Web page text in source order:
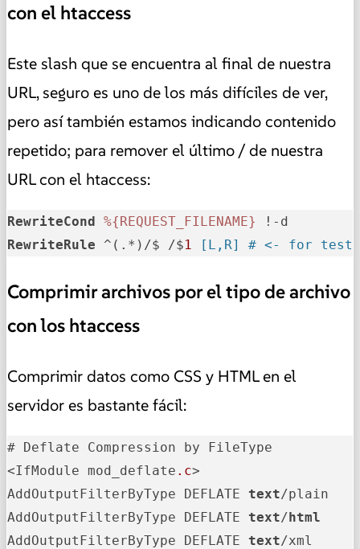
con el htaccess
Este slash que se encuentra al final de nuestra
URL, seguro es uno de los más difíciles de ver,
pero así también estamos indicando contenido
repetido; para remover el último / de nuestra
URL con el htaccess:
RewriteCond %{REQUEST_FILENAME}
RewriteRule ^(.*)/$ /$1 [L,R] # <- for test,
Comprimir archivos por el tipo de archivo
con los htaccess
Comprimir datos como CSS y HTML en el
servidor es bastante fácil:
# Deflate Compression by FileType
<IfModule mod_deflate .c>
AddOutputFilterByType DEFLATE text/plain
AddOutputFilterByType DEFLATE text/html
AddOutputFilterByType DEFLATE text/xml